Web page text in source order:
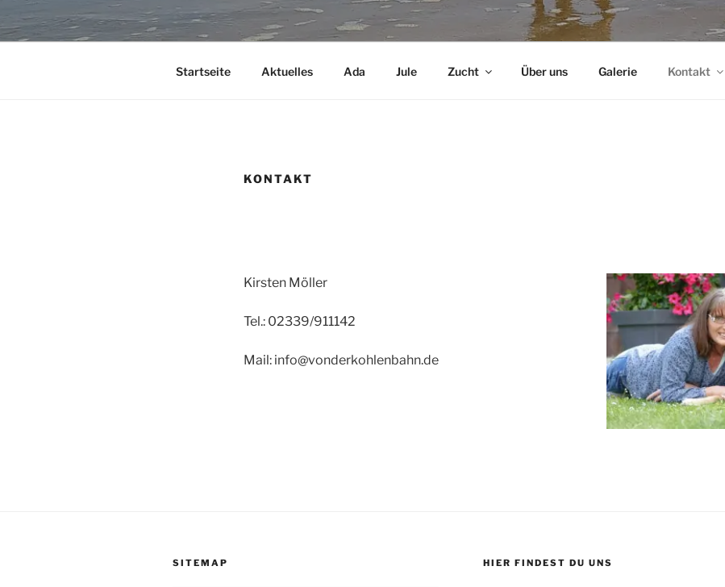
Startseite Aktuelles Ada Jule Zucht Über uns Galerie Kontakt
KONTAKT
Kirsten Möller
Tel.: 02339/911142
Mail: info@vonderkohlenbahn.de
SITEMAP HIER FINDEST DU UNS